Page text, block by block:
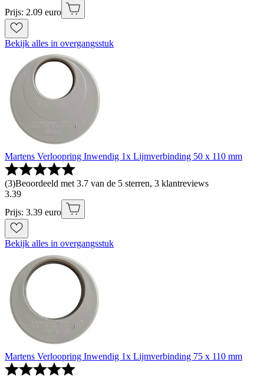
Prijs: 2.09 euro
Bekijk alles in overgangsstuk
Martens Verloopring Inwendig 1x Lijmverbinding 50 x 110 mm
(3)Beoordeeld met 3.7 van de 5 sterren, 3 klantreviews
3.39
Prijs: 3.39 euro
Bekijk alles in overgangsstuk
Martens Verloopring Inwendig 1x Lijmverbinding 75 x 110 mm